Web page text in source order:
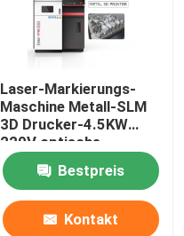
Laser-Markierungs-
Maschine Metall-SLM
3D Drucker-4.5KW
220V optische
Bestpreis
Kontakt